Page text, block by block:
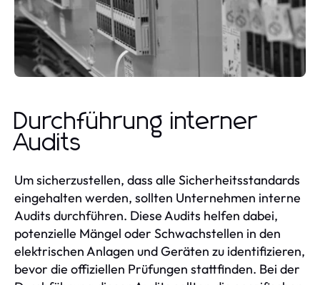
Durchführung interner
Audits
Um sicherzustellen, dass alle Sicherheitsstandards
eingehalten werden, sollten Unternehmen interne
Audits durchführen. Diese Audits helfen dabei,
potenzielle Mängel oder Schwachstellen in den
elektrischen Anlagen und Geräten zu identifizieren,
bevor die offiziellen Prüfungen stattfinden. Bei der